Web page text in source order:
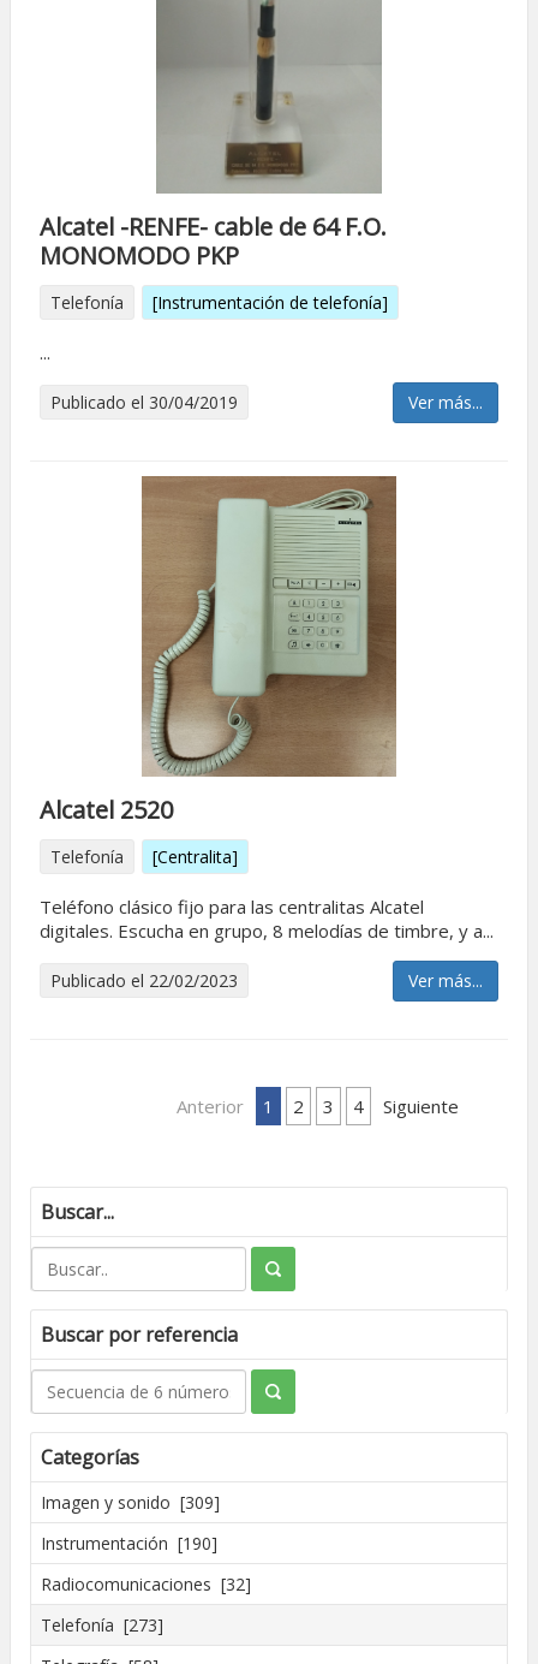
Alcatel -RENFE- cable de 64 F.O.
MONOMODO PKP
Telefonía [Instrumentación de telefonía]
...
Publicado el 30/04/2019 Ver más...
Alcatel 2520
Telefonía [Centralita]
Teléfono clásico fijo para las centralitas Alcatel
digitales. Escucha en grupo, 8 melodías de timbre, y a...
Publicado el 22/02/2023 Ver más...
Anterior 1 2 3 4 Siguiente
Buscar...
Buscar por referencia
Categorías
Imagen y sonido [309]
Instrumentación [190]
Radiocomunicaciones [32]
Telefonía [273]